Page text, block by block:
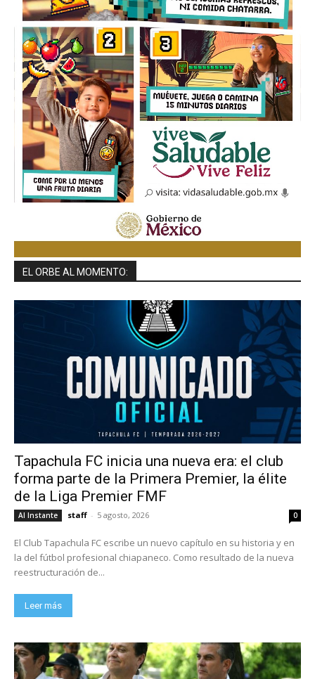
EL ORBE AL MOMENTO:
Tapachula FC inicia una nueva era: el club
forma parte de la Primera Premier, la élite
de la Liga Premier FMF
Al Instante staff - 5 agosto, 2026 0
El Club Tapachula FC escribe un nuevo capítulo en su historia y en
la del fútbol profesional chiapaneco. Como resultado de la nueva
reestructuración de...
Leer más